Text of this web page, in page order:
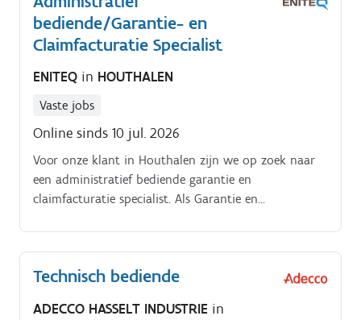
bediende/Garantie- en
Claimfacturatie Specialist
ENITEQ in HOUTHALEN
Vaste jobs
Online sinds 10 jul. 2026
Voor onze klant in Houthalen zijn we op zoek naar
een administratief bediende garantie en
claimfacturatie specialist. Als Garantie en
claimafhandelingen soepel verlopen.
Technisch bediende
ADECCO HASSELT INDUSTRIE in